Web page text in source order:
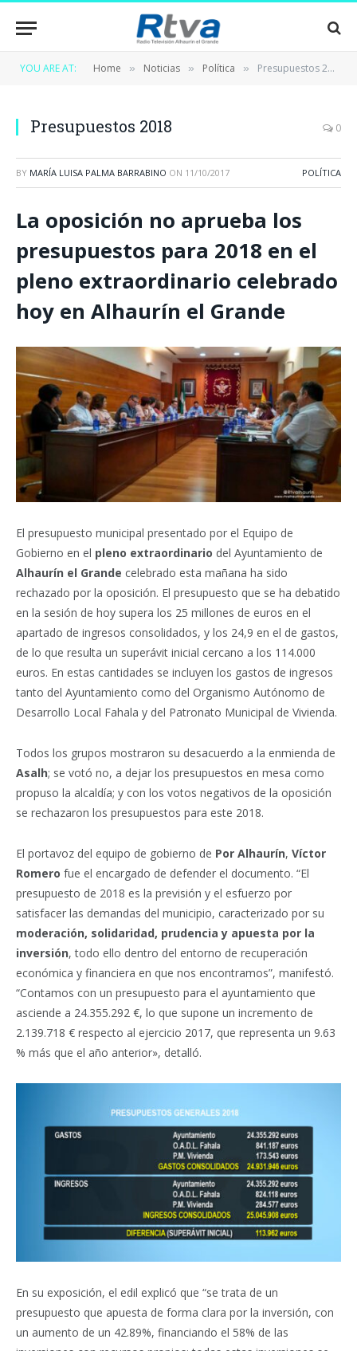
YOU ARE AT: Home » Noticias » Política » Presupuestos 2018
Presupuestos 2018 0
BY MARÍA LUISA PALMA BARRABINO ON 11/10/2017 POLÍTICA
La oposición no aprueba los
presupuestos para 2018 en el
pleno extraordinario celebrado
hoy en Alhaurín el Grande
El presupuesto municipal presentado por el Equipo de
Gobierno en el pleno extraordinario del Ayuntamiento de
Alhaurín el Grande celebrado esta mañana ha sido
rechazado por la oposición. El presupuesto que se ha debatido
en la sesión de hoy supera los 25 millones de euros en el
apartado de ingresos consolidados, y los 24,9 en el de gastos,
de lo que resulta un superávit inicial cercano a los 114.000
euros. En estas cantidades se incluyen los gastos de ingresos
tanto del Ayuntamiento como del Organismo Autónomo de
Desarrollo Local Fahala y del Patronato Municipal de Vivienda.
Todos los grupos mostraron su desacuerdo a la enmienda de
Asalh; se votó no, a dejar los presupuestos en mesa como
propuso la alcaldía; y con los votos negativos de la oposición
se rechazaron los presupuestos para este 2018.
El portavoz del equipo de gobierno de Por Alhaurín, Víctor
Romero fue el encargado de defender el documento. “El
presupuesto de 2018 es la previsión y el esfuerzo por
satisfacer las demandas del municipio, caracterizado por su
moderación, solidaridad, prudencia y apuesta por la
inversión, todo ello dentro del entorno de recuperación
económica y financiera en que nos encontramos”, manifestó.
“Contamos con un presupuesto para el ayuntamiento que
asciende a 24.355.292 €, lo que supone un incremento de
2.139.718 € respecto al ejercicio 2017, que representa un 9.63
% más que el año anterior», detalló.
En su exposición, el edil explicó que “se trata de un
presupuesto que apuesta de forma clara por la inversión, con
un aumento de un 42.89%, financiando el 58% de las